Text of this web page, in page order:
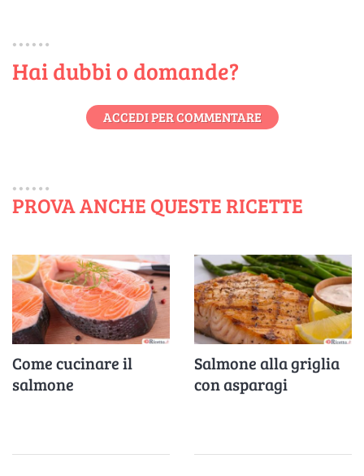
Hai dubbi o domande?
ACCEDI PER COMMENTARE
PROVA ANCHE QUESTE RICETTE
Come cucinare il
salmone
Salmone alla griglia
con asparagi